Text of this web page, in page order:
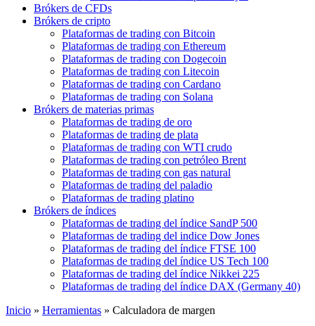
Brókers de CFDs
Brókers de cripto
Plataformas de trading con Bitcoin
Plataformas de trading con Ethereum
Plataformas de trading con Dogecoin
Plataformas de trading con Litecoin
Plataformas de trading con Cardano
Plataformas de trading con Solana
Brókers de materias primas
Plataformas de trading de oro
Plataformas de trading de plata
Plataformas de trading con WTI crudo
Plataformas de trading con petróleo Brent
Plataformas de trading con gas natural
Plataformas de trading del paladio
Plataformas de trading platino
Brókers de índices
Plataformas de trading del índice SandP 500
Plataformas de trading del indice Dow Jones
Plataformas de trading del índice FTSE 100
Plataformas de trading del índice US Tech 100
Plataformas de trading del índice Nikkei 225
Plataformas de trading del índice DAX (Germany 40)
Inicio » Herramientas » Calculadora de margen